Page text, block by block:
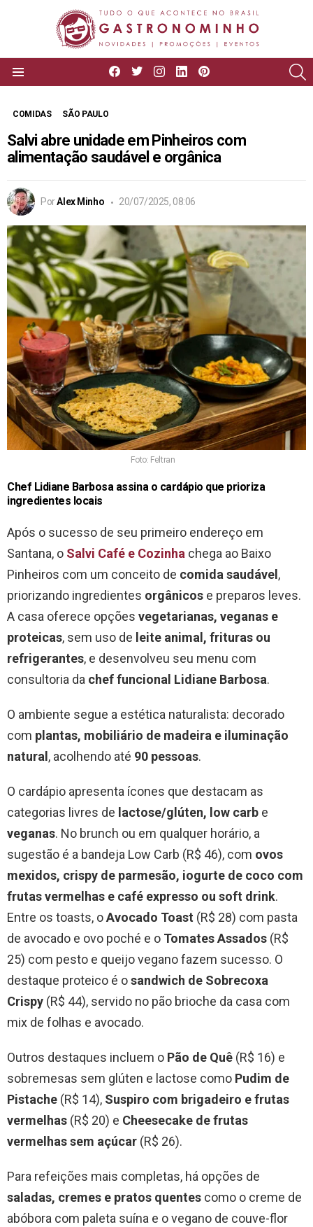
facebooktwitterinstagram
linkedin
COMIDAS SÃO PAULO
Salvi abre unidade em Pinheiros com
alimentação saudável e orgânica
PorAlex Minho 20/07/2025, 08:06
Foto: Feltran
Chef Lidiane Barbosa assina o cardápio que prioriza
ingredientes locais
Após o sucesso de seu primeiro endereço em
Santana, o Salvi Café e Cozinha chega ao Baixo
Pinheiros com um conceito de comida saudável ,
priorizando ingredientes orgânicos e preparos leves.
A casa oferece opções vegetarianas, veganas e
proteicas, sem uso de leite animal, frituras ou
refrigerantes, e desenvolveu seu menu com
consultoria da chef funcional Lidiane Barbosa.
O ambiente segue a estética naturalista: decorado
com plantas, mobiliário de madeira e iluminação
natural , acolhendo até 90 pessoas.
O cardápio apresenta ícones que destacam as
categorias livres de lactose/glúten, low carb e
veganas. No brunch ou em qualquer horário, a
sugestão é a bandeja Low Carb (R$ 46), com ovos
mexidos, crispy de parmesão, iogurte de coco com
frutas vermelhas e café expresso ou soft drink.
Entre os toasts, oAvocado Toast (R$ 28) com pasta
de avocado e ovo poché e o Tomates Assados (R$
25) com pesto e queijo vegano fazem sucesso. O
destaque proteico é osandwich de Sobrecoxa
Crispy (R$ 44), servido no pão brioche da casa com
mix de folhas e avocado.
Outros destaques incluem o Pão de Quê (R$ 16) e
sobremesas sem glúten e lactose como Pudim de
Pistache (R$ 14), Suspiro com brigadeiro e frutas
vermelhas (R$ 20) e Cheesecake de frutas
vermelhas sem açúcar (R$ 26).
Para refeições mais completas, há opções de
saladas, cremes e pratos quentes como o creme de
abóbora com paleta suína e o vegano de couve-flor